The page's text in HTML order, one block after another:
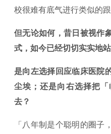
校很难有底气进行类似的跟
但无论如何，昔日被视作
式，如今已经切切实实地
是向左选择回应临床医院
尘埃；还是向右选择把
去？
「八年制是个聪明的圈子